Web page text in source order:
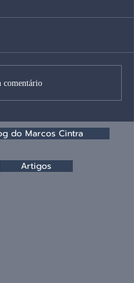
comentário
do Marcos Cintra
Artigos